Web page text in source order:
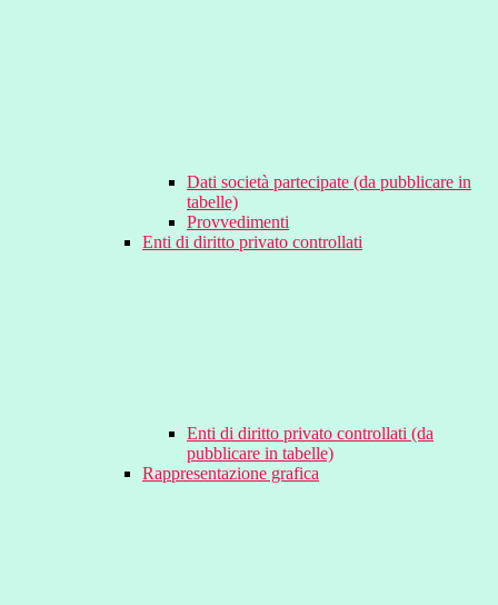
Dati società partecipate (da pubblicare in
tabelle)
Provvedimenti
Enti di diritto privato controllati
Enti di diritto privato controllati (da
pubblicare in tabelle)
Rappresentazione grafica